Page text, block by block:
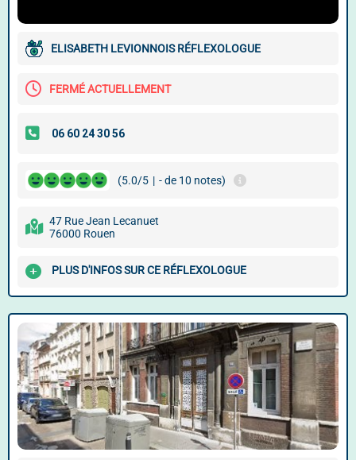
ELISABETH LEVIONNOIS RÉFLEXOLOGUE
FERMÉ ACTUELLEMENT
(5.0/5 | - de 10 notes)
47 Rue Jean Lecanuet
76000 Rouen
PLUS D'INFOS SUR CE RÉFLEXOLOGUE